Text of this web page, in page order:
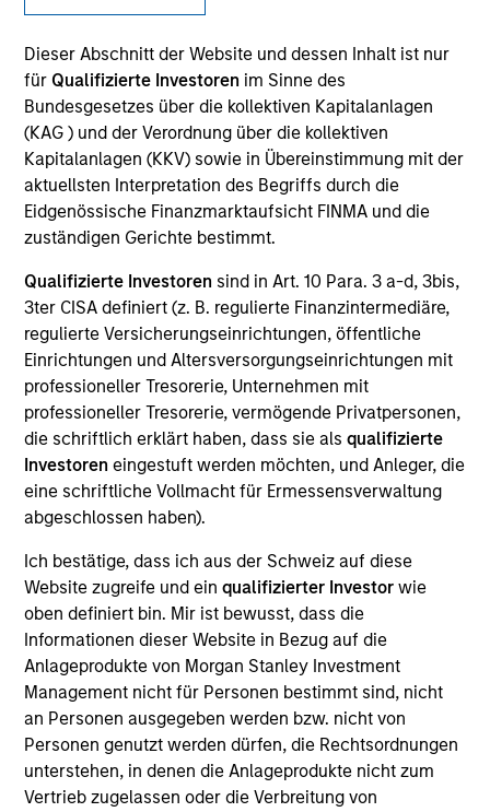
Dieser Abschnitt der Website und dessen Inhalt ist nur
für Qualifizierte Investoren im Sinne des
Bundesgesetzes über die kollektiven Kapitalanlagen
(KAG ) und der Verordnung über die kollektiven
Kapitalanlagen (KKV) sowie in Übereinstimmung mit der
aktuellsten Interpretation des Begriffs durch die
Eidgenössische Finanzmarktaufsicht FINMA und die
zuständigen Gerichte bestimmt.
Qualifizierte Investoren sind in Art. 10 Para. 3 a-d, 3bis,
3ter CISA definiert (z. B. regulierte Finanzintermediäre,
regulierte Versicherungseinrichtungen, öffentliche
Einrichtungen und Altersversorgungseinrichtungen mit
professioneller Tresorerie, Unternehmen mit
professioneller Tresorerie, vermögende Privatpersonen,
die schriftlich erklärt haben, dass sie alsqualifizierte
Investoren eingestuft werden möchten, und Anleger, die
eine schriftliche Vollmacht für Ermessensverwaltung
abgeschlossen haben).
Ich bestätige, dass ich aus der Schweiz auf diese
Website zugreife und ein qualifizierter Investor wie
oben definiert bin. Mir ist bewusst, dass die
Informationen dieser Website in Bezug auf die
Anlageprodukte von Morgan Stanley Investment
Management nicht für Personen bestimmt sind, nicht
an Personen ausgegeben werden bzw. nicht von
Personen genutzt werden dürfen, die Rechtsordnungen
unterstehen, in denen die Anlageprodukte nicht zum
Vertrieb zugelassen oder die Verbreitung von
Jul 1998
Transaction Type
First Institutional
Realization Date
Jan 2007
departments.
Investment Team
Morgan Stanley Expansion Capital
As of July 25, 2025. The above is provided for informational
and educational purposes only. There is no guarantee that
the investment mentioned resulted in positive performance
(for realized holdings), or will perform well in the future (for
current holdings). The trademarks and service marks above
are the property of their respective owners. The information
on this website has not been authorized, sponsored, or
otherwise approved by such owners. By clicking on any
links shown here, you agree that you are navigating to a
third party site. We are providing these hyperlinks to you
only as a convenience and the inclusion of any hyperlink is
not and does not imply any endorsement, approval,
investigation, verification or monitoring by us of any
information contained in any hyperlinked site. In no event
shall we be responsible for the information contained on
the site or your use of such site.